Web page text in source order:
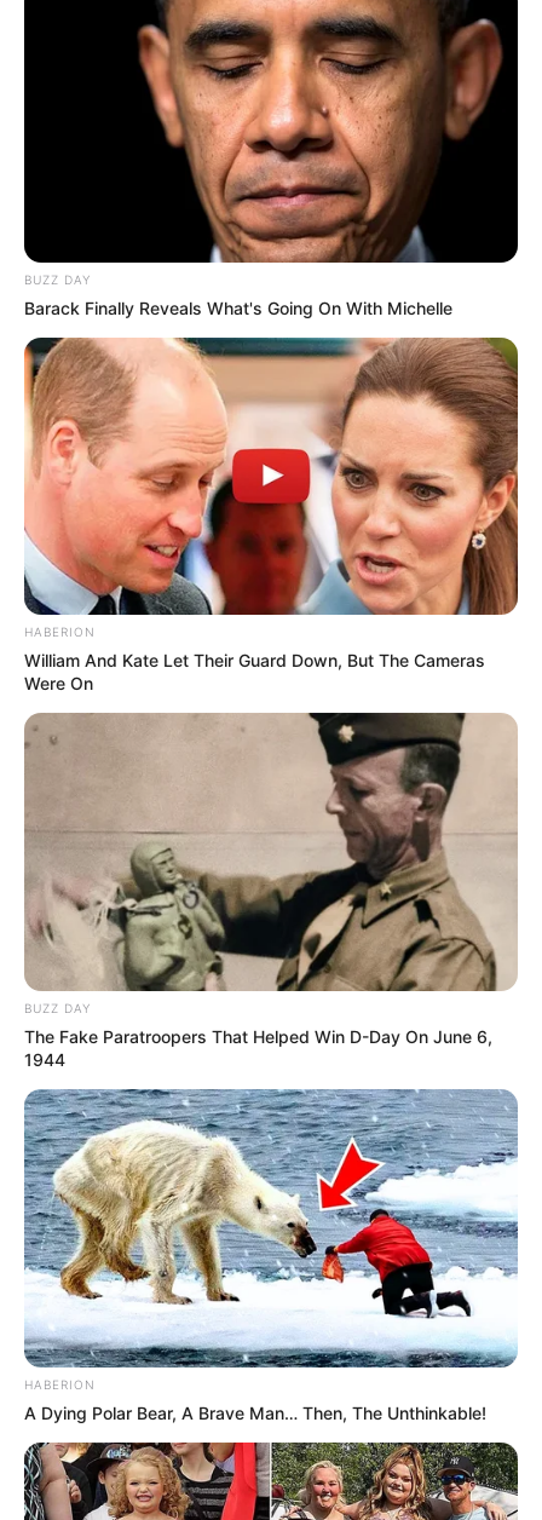
BUZZ DAY
Barack Finally Reveals What's Going On With Michelle
HABERION
William And Kate Let Their Guard Down, But The Cameras
Were On
BUZZ DAY
The Fake Paratroopers That Helped Win D-Day On June 6,
1944
HABERION
A Dying Polar Bear, A Brave Man… Then, The Unthinkable!